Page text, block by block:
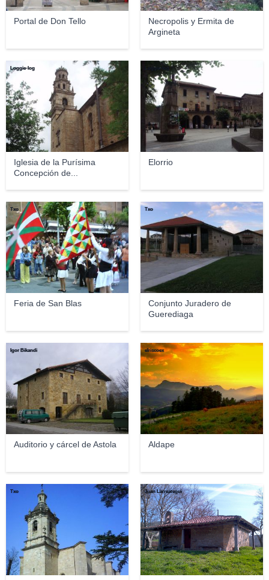
Portal de Don Tello
Necropolis y Ermita de
Argineta
Iglesia de la Purísima
Concepción de...
Loggie-log
Elorrio
Loggie-log
Feria de San Blas
Txo
Conjunto Juradero de
Guerediaga
Txo
Auditorio y cárcel de Astola
Igor Bikandi
Aldape
elriscoex
Txo Juan Larreategui